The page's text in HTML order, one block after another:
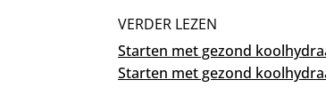
VERDER LEZEN
Starten met gezond k
Starten met gezond